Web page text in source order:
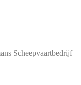
Scheepvaartbedrijf